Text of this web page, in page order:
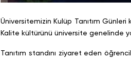
Üniversitemizin Kulüp Tanıtım
Kalite kültürünü üniversite genelinde
Tanıtım standını ziyaret eden